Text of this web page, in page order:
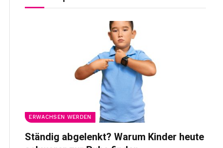
ERWACHSEN WERDEN
Ständig abgelenkt? Warum Kinder heute